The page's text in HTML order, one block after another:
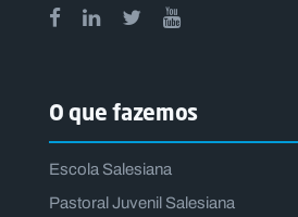
O que fazemos
Escola Salesiana
Pastoral Juvenil Salesiana